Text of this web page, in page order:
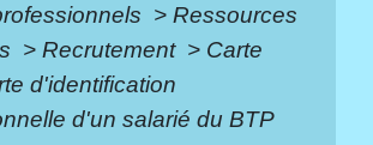
> Ressources
> Recrutement > Carte
d'identification
d'un salarié du BTP